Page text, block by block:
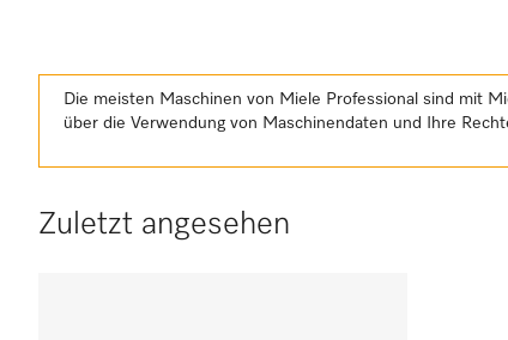
Die meisten Maschinen von Miele Professional sind mit
über die Verwendung von Maschinendaten und Ihre
Zuletzt angesehen